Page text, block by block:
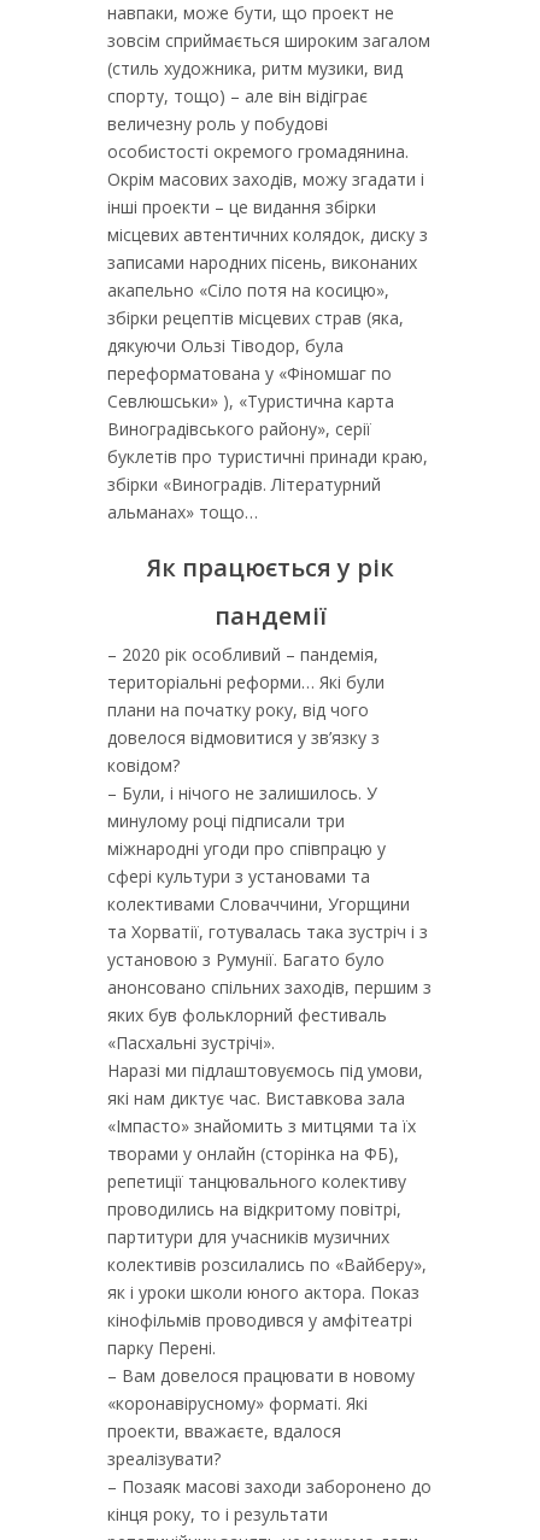
навпаки, може бути, що проект не
зовсім сприймається широким загалом
(стиль художника, ритм музики, вид
спорту, тощо) – але він відіграє
величезну роль у побудові
особистості окремого громадянина.
Окрім масових заходів, можу згадати і
інші проекти – це видання збірки
місцевих автентичних колядок, диску з
записами народних пісень, виконаних
акапельно «Сіло потя на косицю»,
збірки рецептів місцевих страв (яка,
дякуючи Ользі Тіводор, була
переформатована у «Фіномшаг по
Севлюшськи» ), «Туристична карта
Виноградівського району», серії
буклетів про туристичні принади краю,
збірки «Виноградів. Літературний
альманах» тощо…
Як працюється у рік
пандемії
– 2020 рік особливий – пандемія,
територіальні реформи… Які були
плани на початку року, від чого
довелося відмовитися у зв’язку з
ковідом?
– Були, і нічого не залишилось. У
минулому році підписали три
міжнародні угоди про співпрацю у
сфері культури з установами та
колективами Словаччини, Угорщини
та Хорватії, готувалась така зустріч і з
установою з Румунії. Багато було
анонсовано спільних заходів, першим з
яких був фольклорний фестиваль
«Пасхальні зустрічі».
Наразі ми підлаштовуємось під умови,
які нам диктує час. Виставкова зала
«Імпасто» знайомить з митцями та їх
творами у онлайн (сторінка на ФБ),
репетиції танцювального колективу
проводились на відкритому повітрі,
партитури для учасників музичних
колективів розсилались по «Вайберу»,
як і уроки школи юного актора. Показ
кінофільмів проводився у амфітеатрі
парку Перені.
– Вам довелося працювати в новому
«коронавірусному» форматі. Які
проекти, вважаєте, вдалося
зреалізувати?
– Позаяк масові заходи заборонено до
кінця року, то і результати